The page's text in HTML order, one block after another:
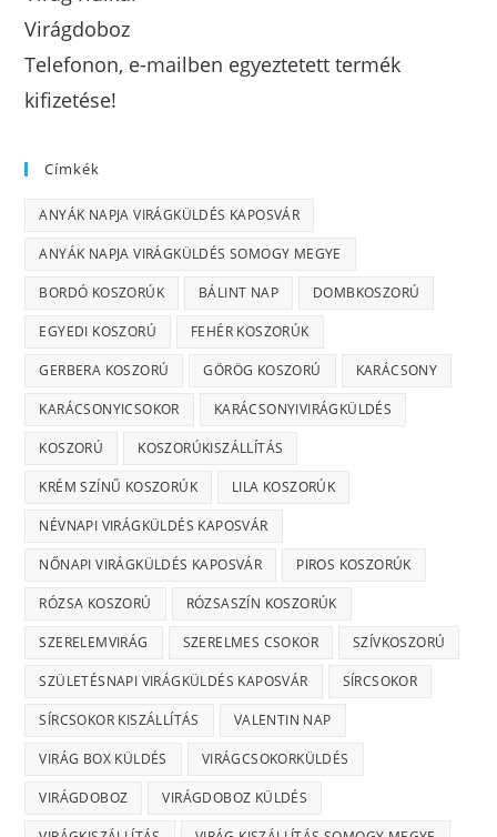
Virágdoboz
Telefonon, e-mailben egyeztetett termék
kifizetése!
Címkék
ANYÁK NAPJA VIRÁGKÜLDÉS KAPOSVÁR
ANYÁK NAPJA VIRÁGKÜLDÉS SOMOGY MEGYE
BORDÓ KOSZORÚK BÁLINT NAP DOMBKOSZORÚ
EGYEDI KOSZORÚ FEHÉR KOSZORÚK
GERBERA KOSZORÚ GÖRÖG KOSZORÚ KARÁCSONY
KARÁCSONYICSOKOR KARÁCSONYIVIRÁGKÜLDÉS
KOSZORÚ KOSZORÚKISZÁLLÍTÁS
KRÉM SZÍNŰ KOSZORÚK LILA KOSZORÚK
NÉVNAPI VIRÁGKÜLDÉS KAPOSVÁR
NŐNAPI VIRÁGKÜLDÉS KAPOSVÁR PIROS KOSZORÚK
RÓZSA KOSZORÚ RÓZSASZÍN KOSZORÚK
SZERELEMVIRÁG SZERELMES CSOKOR SZÍVKOSZORÚ
SZÜLETÉSNAPI VIRÁGKÜLDÉS KAPOSVÁR SÍRCSOKOR
SÍRCSOKOR KISZÁLLÍTÁS VALENTIN NAP
VIRÁG BOX KÜLDÉS VIRÁGCSOKORKÜLDÉS
VIRÁGDOBOZ VIRÁGDOBOZ KÜLDÉS